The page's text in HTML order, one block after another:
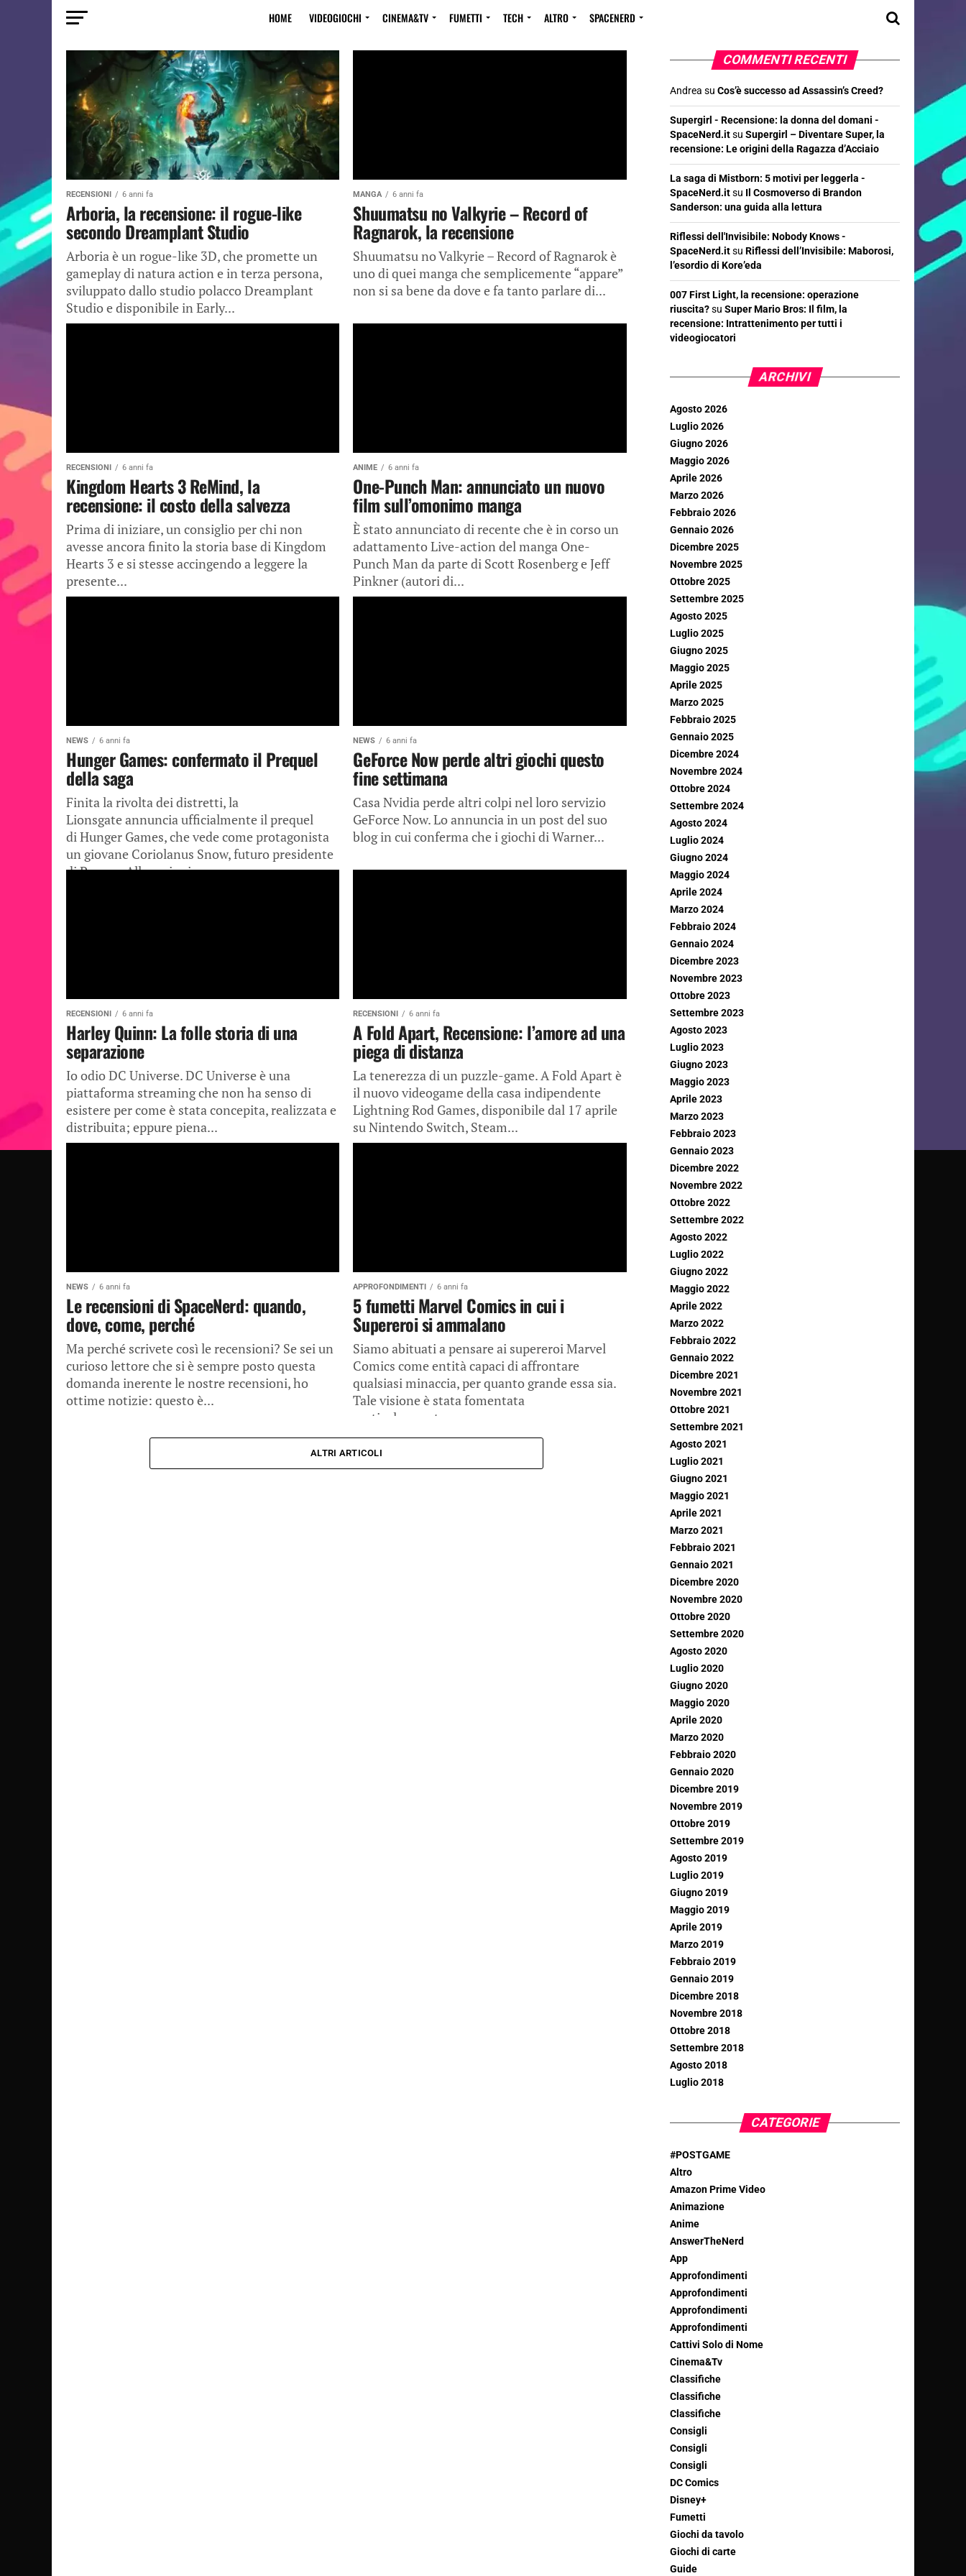
HOME VIDEOGIOCHI CINEMA&TV FUMETTI TECH ALTRO SPACENERD
RECENSIONI 6 anni fa
Arboria, la recensione: il rogue-like
secondo Dreamplant Studio
Arboria è un rogue-like 3D, che promette un
gameplay di natura action e in terza persona,
sviluppato dallo studio polacco Dreamplant
Studio e disponibile in Early...
MANGA 6 anni fa
Shuumatsu no Valkyrie – Record of
Ragnarok, la recensione
Shuumatsu no Valkyrie – Record of Ragnarok è
uno di quei manga che semplicemente “appare”
non si sa bene da dove e fa tanto parlare di...
RECENSIONI 6 anni fa
Kingdom Hearts 3 ReMind, la
recensione: il costo della salvezza
Prima di iniziare, un consiglio per chi non
avesse ancora finito la storia base di Kingdom
Hearts 3 e si stesse accingendo a leggere la
presente...
ANIME 6 anni fa
One-Punch Man: annunciato un nuovo
film sull’omonimo manga
È stato annunciato di recente che è in corso un
adattamento Live-action del manga One-
Punch Man da parte di Scott Rosenberg e Jeff
Pinkner (autori di...
NEWS 6 anni fa
Hunger Games: confermato il Prequel
della saga
Finita la rivolta dei distretti, la
Lionsgate annuncia ufficialmente il prequel
di Hunger Games, che vede come protagonista
un giovane Coriolanus Snow, futuro presidente
di Panem. Alla regia ci...
NEWS 6 anni fa
GeForce Now perde altri giochi questo
fine settimana
Casa Nvidia perde altri colpi nel loro servizio
GeForce Now. Lo annuncia in un post del suo
blog in cui conferma che i giochi di Warner...
RECENSIONI 6 anni fa
Harley Quinn: La folle storia di una
separazione
Io odio DC Universe. DC Universe è una
piattaforma streaming che non ha senso di
esistere per come è stata concepita, realizzata e
distribuita; eppure piena...
RECENSIONI 6 anni fa
A Fold Apart, Recensione: l’amore ad una
piega di distanza
La tenerezza di un puzzle-game. A Fold Apart è
il nuovo videogame della casa indipendente
Lightning Rod Games, disponibile dal 17 aprile
su Nintendo Switch, Steam...
NEWS 6 anni fa
Le recensioni di SpaceNerd: quando,
dove, come, perché
Ma perché scrivete così le recensioni? Se sei un
curioso lettore che si è sempre posto questa
domanda inerente le nostre recensioni, ho
ottime notizie: questo è...
APPROFONDIMENTI 6 anni fa
5 fumetti Marvel Comics in cui i
Supereroi si ammalano
Siamo abituati a pensare ai supereroi Marvel
Comics come entità capaci di affrontare
qualsiasi minaccia, per quanto grande essa sia.
Tale visione è stata fomentata
particolarmente...
ALTRI ARTICOLI
COMMENTI RECENTI
Andrea su Cos’è successo ad Assassin’s Creed?
Supergirl - Recensione: la donna del domani -
SpaceNerd.itsu Supergirl – Diventare Super, la
recensione: Le origini della Ragazza d’Acciaio
La saga di Mistborn: 5 motivi per leggerla -
SpaceNerd.itsu Il Cosmoverso di Brandon
Sanderson: una guida alla lettura
Riflessi dell'Invisibile: Nobody Knows -
SpaceNerd.itsu Riflessi dell’Invisibile: Maborosi,
l’esordio di Kore’eda
007 First Light, la recensione: operazione
riuscita?su Super Mario Bros: Il film, la
recensione: Intrattenimento per tutti i
videogiocatori
ARCHIVI
Agosto 2026
Luglio 2026
Giugno 2026
Maggio 2026
Aprile 2026
Marzo 2026
Febbraio 2026
Gennaio 2026
Dicembre 2025
Novembre 2025
Ottobre 2025
Settembre 2025
Agosto 2025
Luglio 2025
Giugno 2025
Maggio 2025
Aprile 2025
Marzo 2025
Febbraio 2025
Gennaio 2025
Dicembre 2024
Novembre 2024
Ottobre 2024
Settembre 2024
Agosto 2024
Luglio 2024
Giugno 2024
Maggio 2024
Aprile 2024
Marzo 2024
Febbraio 2024
Gennaio 2024
Dicembre 2023
Novembre 2023
Ottobre 2023
Settembre 2023
Agosto 2023
Luglio 2023
Giugno 2023
Maggio 2023
Aprile 2023
Marzo 2023
Febbraio 2023
Gennaio 2023
Dicembre 2022
Novembre 2022
Ottobre 2022
Settembre 2022
Agosto 2022
Luglio 2022
Giugno 2022
Maggio 2022
Aprile 2022
Marzo 2022
Febbraio 2022
Gennaio 2022
Dicembre 2021
Novembre 2021
Ottobre 2021
Settembre 2021
Agosto 2021
Luglio 2021
Giugno 2021
Maggio 2021
Aprile 2021
Marzo 2021
Febbraio 2021
Gennaio 2021
Dicembre 2020
Novembre 2020
Ottobre 2020
Settembre 2020
Agosto 2020
Luglio 2020
Giugno 2020
Maggio 2020
Aprile 2020
Marzo 2020
Febbraio 2020
Gennaio 2020
Dicembre 2019
Novembre 2019
Ottobre 2019
Settembre 2019
Agosto 2019
Luglio 2019
Giugno 2019
Maggio 2019
Aprile 2019
Marzo 2019
Febbraio 2019
Gennaio 2019
Dicembre 2018
Novembre 2018
Ottobre 2018
Settembre 2018
Agosto 2018
Luglio 2018
CATEGORIE
#POSTGAME
Altro
Amazon Prime Video
Animazione
Anime
AnswerTheNerd
App
Approfondimenti
Approfondimenti
Approfondimenti
Approfondimenti
Cattivi Solo di Nome
Cinema&Tv
Classifiche
Classifiche
Classifiche
Consigli
Consigli
Consigli
DC Comics
Disney+
Fumetti
Giochi da tavolo
Giochi di carte
Guide